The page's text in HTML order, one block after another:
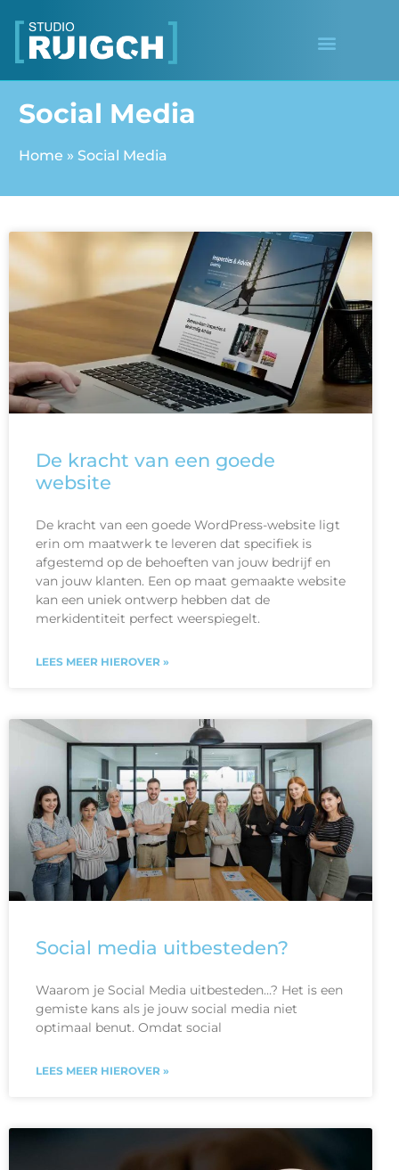
Social Media
Home » Social Media
De kracht van een goede
website
De kracht van een goede WordPress-website ligt
erin om maatwerk te leveren dat specifiek is
afgestemd op de behoeften van jouw bedrijf en
van jouw klanten. Een op maat gemaakte website
kan een uniek ontwerp hebben dat de
merkidentiteit perfect weerspiegelt.
LEES MEER HIEROVER »
Social media uitbesteden?
Waarom je Social Media uitbesteden…? Het is een
gemiste kans als je jouw social media niet
optimaal benut. Omdat social
LEES MEER HIEROVER »